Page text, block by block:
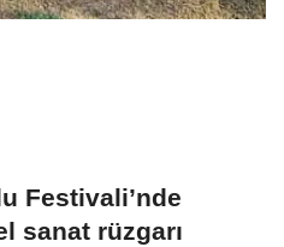
Festivali’nde
sanat rüzgarı